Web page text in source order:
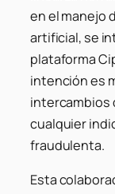
en el manejo
artificial, se
plataforma
intención es
intercambios
cualquier
fraudulenta.
Esta